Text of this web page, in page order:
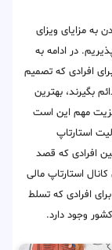
به مزایای ویزای
در ادامه به
افرادی که تصمیم
بگیرند، بهترین
مزیت مهم این است
استارتاپ
افرادی که قصد
استارتاپ مالی
افرادی که تسلط
وجود دارد.